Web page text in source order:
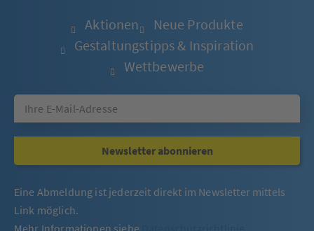
Aktionen
Neue Produkte
Gestaltungstipps & Inspiration
Wettbewerbe
Newsletter abonnieren
Eine Abmeldung ist jederzeit direkt im Newsletter mittels
Link möglich.